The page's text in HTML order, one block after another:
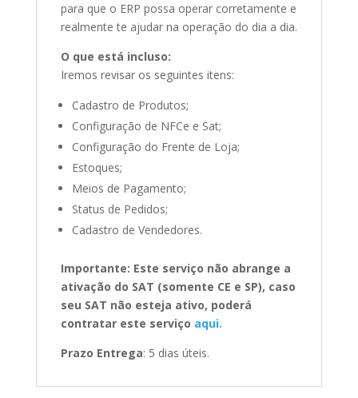
para que o ERP possa operar corretamente e
realmente te ajudar na operação do dia a dia.
O que está incluso:
Iremos revisar os seguintes itens:
Cadastro de Produtos;
Configuração de NFCe e Sat;
Configuração do Frente de Loja;
Estoques;
Meios de Pagamento;
Status de Pedidos;
Cadastro de Vendedores.
Importante: Este serviço não abrange a
ativação do SAT (somente CE e SP), caso
seu SAT não esteja ativo, poderá
contratar este serviço aqui.
Prazo Entrega: 5 dias úteis.